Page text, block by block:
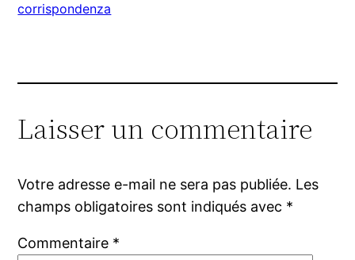
corrispondenza
Laisser un commentaire
Votre adresse e-mail ne sera pas publiée. Les
champs obligatoires sont indiqués avec *
Commentaire *